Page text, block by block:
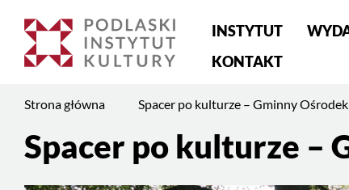
stronie:
Spacer
Menu
główne
INSTYTUT
KONTAKT
Strona główna Spacer po kulturze – Gminny
Treść
stronySpacer po kulturze –